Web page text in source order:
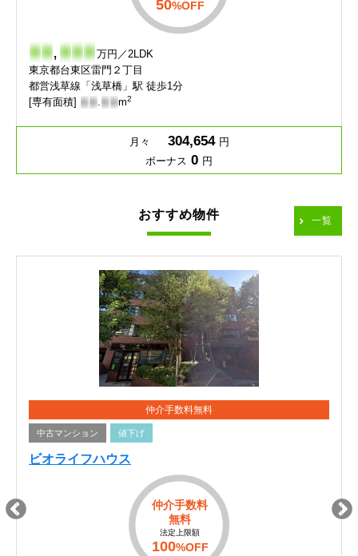
50%OFF
- - ,- - - 万円／2LDK
東京都台東区雷門２丁目
都営浅草線「浅草橋」駅 徒歩1分
[専有面積] - - .- - m2
月々 304,654 円
ボーナス 0 円
おすすめ物件 一覧
仲介手数料無料
中古マンション 値下げ
ビオライフハウス
仲介手数料
無料
法定上限額
100%OFF